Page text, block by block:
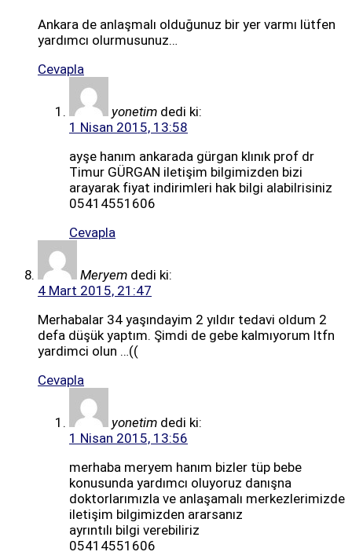
Ankara de anlaşmalı olduğunuz bir yer varmı lütfen
yardımcı olurmusunuz…
Cevapla
yonetim dedi ki:
1 Nisan 2015, 13:58
ayşe hanım ankarada gürgan klınık prof dr
Timur GÜRGAN iletişim bilgimizden bizi
arayarak fiyat indirimleri hak bilgi alabilrisiniz
05414551606
Cevapla
Meryem dedi ki:
4 Mart 2015, 21:47
Merhabalar 34 yaşındayim 2 yıldır tedavi oldum 2
defa düşük yaptım. Şimdi de gebe kalmıyorum ltfn
yardimci olun …((
Cevapla
yonetim dedi ki:
1 Nisan 2015, 13:56
merhaba meryem hanım bizler tüp bebe
konusunda yardımcı oluyoruz danışna
doktorlarımızla ve anlaşamalı merkezlerimizde
iletişim bilgimizden ararsanız
ayrıntılı bilgi verebiliriz
05414551606